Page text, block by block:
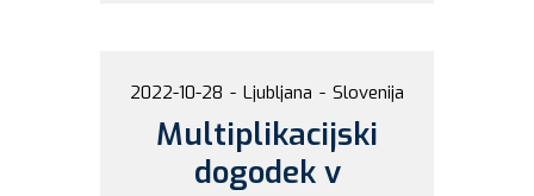
2022-10-28 - Ljubljana - Slovenija
Multiplikacijski
dogodek v